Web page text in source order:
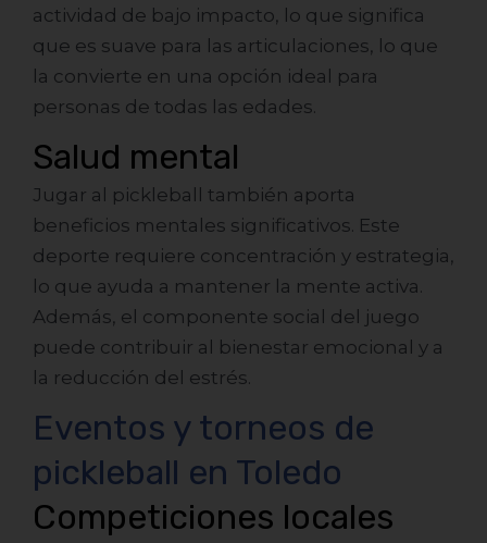
actividad de bajo impacto, lo que significa
que es suave para las articulaciones, lo que
la convierte en una opción ideal para
personas de todas las edades.
Salud mental
Jugar al pickleball también aporta
beneficios mentales significativos. Este
deporte requiere concentración y estrategia,
lo que ayuda a mantener la mente activa.
Además, el componente social del juego
puede contribuir al bienestar emocional y a
la reducción del estrés.
Eventos y torneos de
pickleball en Toledo
Competiciones locales